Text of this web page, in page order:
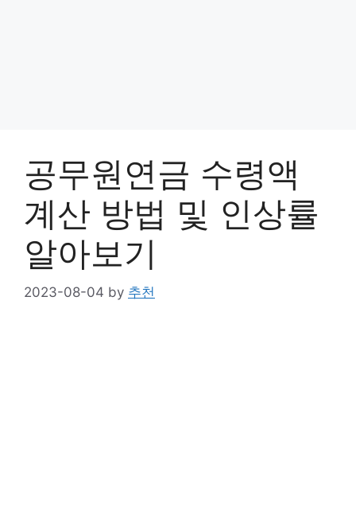
공무원연금 수령액
계산 방법 및 인상률
알아보기
2023-08-04 by 추천